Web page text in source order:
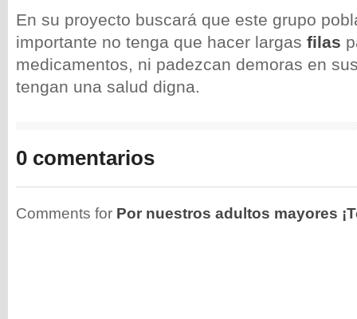
En su proyecto buscará que este grupo
importante no tenga que hacer largas filas
medicamentos, ni padezcan demoras en
tengan una salud digna.
0 comentarios
Comments for Por nuestros adultos mayores